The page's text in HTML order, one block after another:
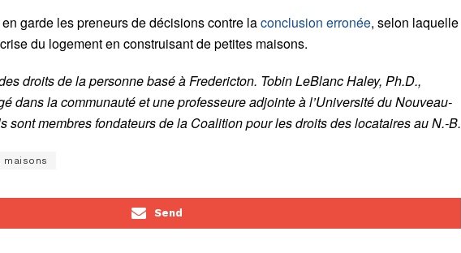
garde les preneurs de décisions contre laconclusion erronée, selon laquelle
du logement en construisant de petites maisons.
droits de la personne basé à Fredericton. Tobin LeBlanc Haley, Ph.D.,
dans la communauté etune professeure adjointeà l’Université du Nouveau-
sont membres fondateurs de la Coalition pour les droits des locataires au N.-B.
Send